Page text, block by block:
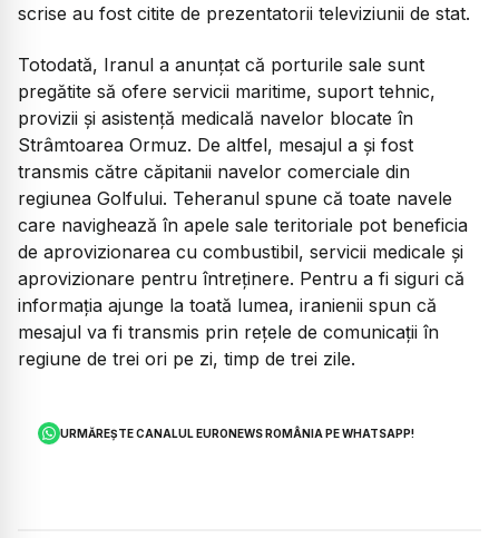
scrise au fost citite de prezentatorii televiziunii de stat.
Totodată, Iranul a anunțat că porturile sale sunt
pregătite să ofere servicii maritime, suport tehnic,
provizii și asistență medicală navelor blocate în
Strâmtoarea Ormuz. De altfel, mesajul a și fost
transmis către căpitanii navelor comerciale din
regiunea Golfului. Teheranul spune că toate navele
care navighează în apele sale teritoriale pot beneficia
de aprovizionarea cu combustibil, servicii medicale și
aprovizionare pentru întreținere. Pentru a fi siguri că
informația ajunge la toată lumea, iranienii spun că
mesajul va fi transmis prin rețele de comunicații în
regiune de trei ori pe zi, timp de trei zile.
URMĂREȘTE CANALUL EURONEWS ROMÂNIA PE WHATSAPP!